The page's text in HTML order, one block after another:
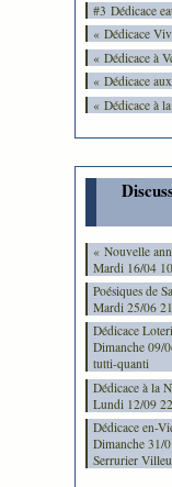
#3 Dédicace
« Dédicace
« Dédicace à
« Dédicace
« Dédicace à
« Nouvelle
Mardi 16/04
Poésiques de
Mardi 25/06
Dédicace
Dimanche 09/
tutti-quanti
Dédicace à la
Lundi 12/09
Dédicace en-
Dimanche 31/
Serrurier